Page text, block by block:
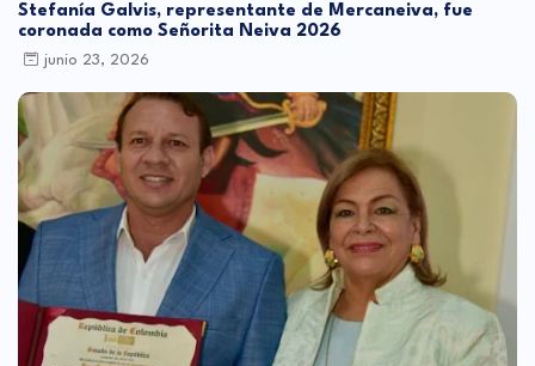
Stefanía Galvis, representante de Mercaneiva, fue
coronada como Señorita Neiva 2026
junio 23, 2026